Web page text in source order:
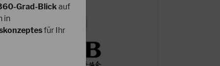
Grad-Blickauf
in
für Ihr